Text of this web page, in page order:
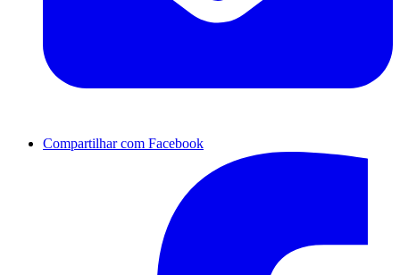
Compartilhar com Facebook